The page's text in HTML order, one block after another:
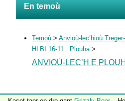
En temoù
Temoù > Anvioù-lec’hioù
HLBI 16-11 : Plouha>
ANVIOÙ-LEC’H E